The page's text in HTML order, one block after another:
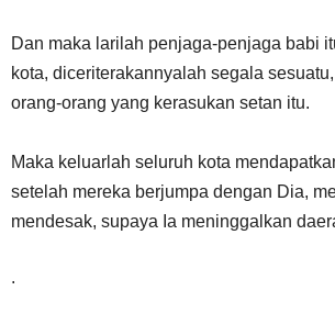
Dan maka larilah penjaga-penjaga babi
kota, diceriterakannyalah segala
orang-orang yang kerasukan setan itu.
Maka keluarlah seluruh kota
setelah mereka berjumpa dengan Dia,
mendesak, supaya Ia meninggalkan
.